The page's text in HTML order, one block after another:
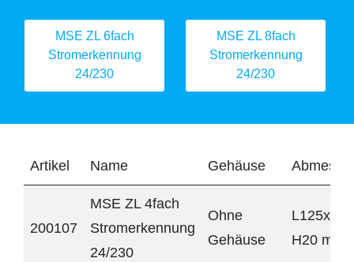
MSE ZL 6fach
Stromerkennung
24/230
MSE ZL 8fach
Stromerkennung
24/230
Artikel Name Gehäuse
200107
MSE ZL 4fach
Stromerkennung
24/230
Ohne
Gehäuse
L125x
H20 mm